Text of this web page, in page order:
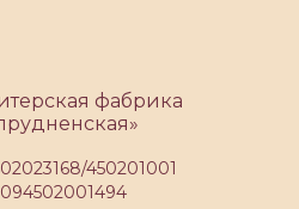
фабрика
450201001